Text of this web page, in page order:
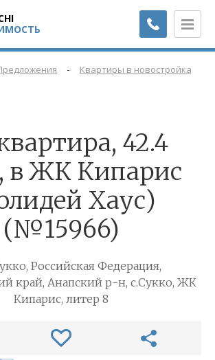
- Квартиры в новостройках
42.4
в ЖК Кипарис
Хаус)
(№15966)
Российская Федерация,
край, Анапский р-н, с.Сукко, ЖК
Кипарис, литер 8